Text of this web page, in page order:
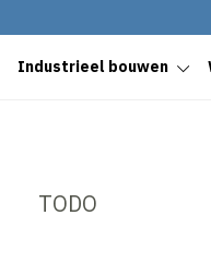
Industrieel bouwen
TODO